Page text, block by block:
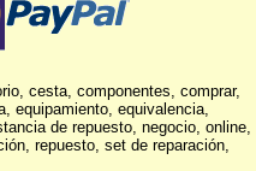
cesta, componentes, comprar,
equipamiento, equivalencia,
de repuesto, negocio, online,
repuesto, set de reparación,